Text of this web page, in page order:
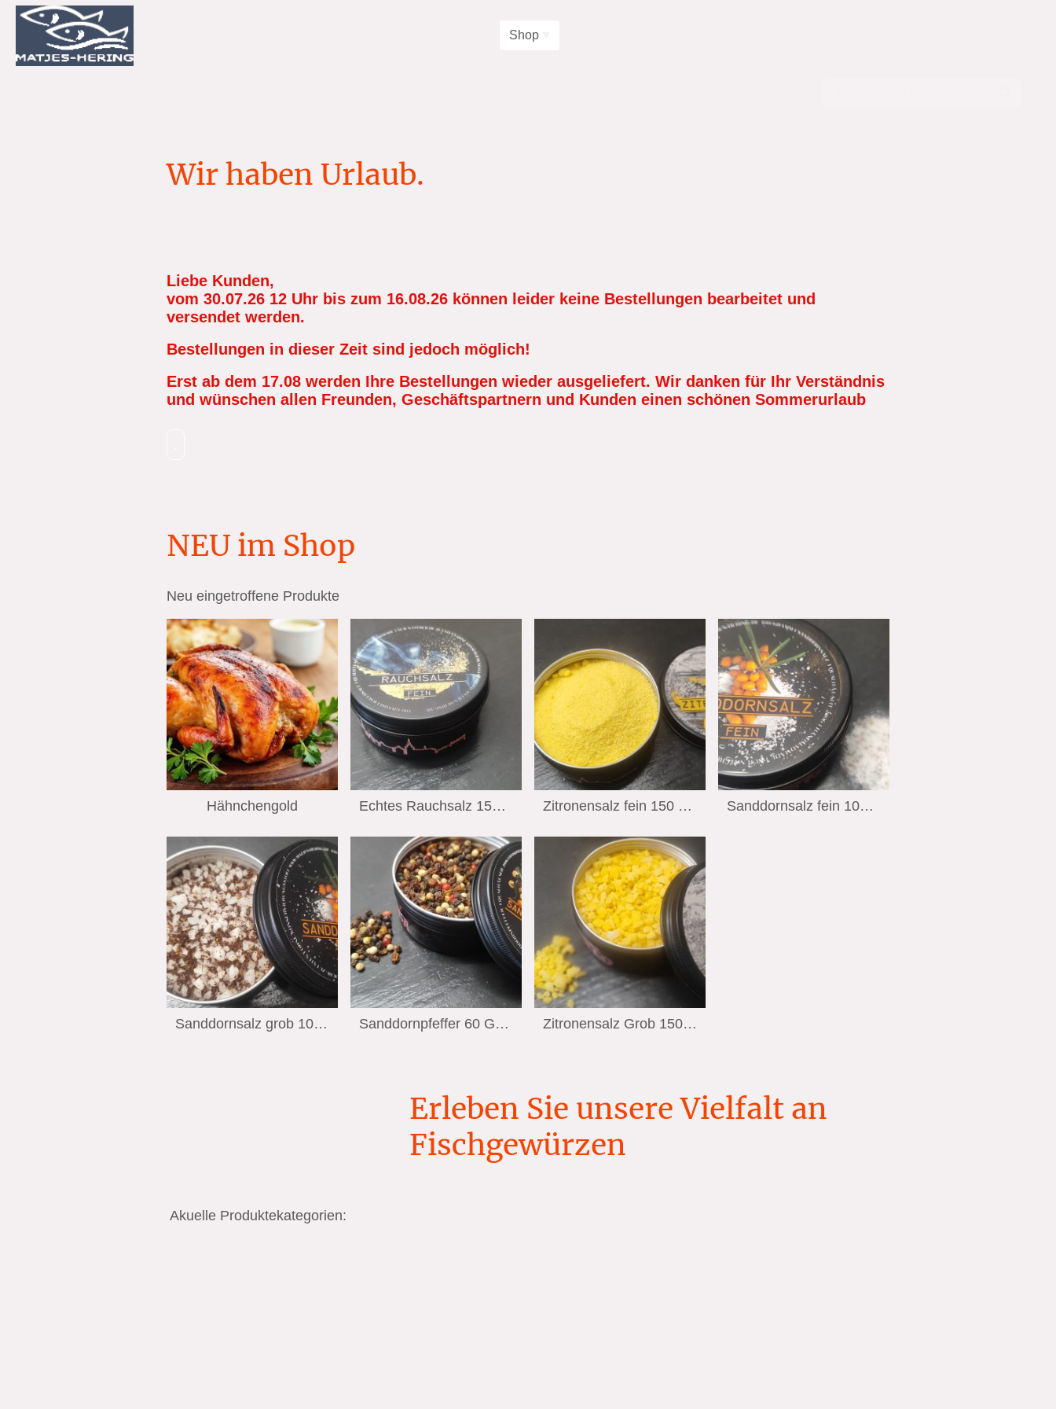
Shop
Wir haben Urlaub.
Liebe Kunden,
vom 30.07.26 12 Uhr bis zum 16.08.26 können leider keine Bestellungen bearbeitet und
versendet werden.
Bestellungen in dieser Zeit sind jedoch möglich!
Erst ab dem 17.08 werden Ihre Bestellungen wieder ausgeliefert. Wir danken für Ihr Verständnis
und wünschen allen Freunden, Geschäftspartnern und Kunden einen schönen Sommerurlaub
NEU im Shop
Neu eingetroffene Produkte
Hähnchengold Echtes Rauchsalz 150 Gramm Wiechmann Stralsund Edition Zitronensalz fein 150 Gramm Wiechman Stralsund Edition Sanddornsalz fein 100 Gramm Wiechmann Stralsund Edition
Sanddornsalz grob 100 Gramm Wiechmann Stralsund Edition Sanddornpfeffer 60 Gramm Wiechmann Stralsund Edition Zitronensalz Grob 150 Gramm Wiechman Stralsund Edition
Erleben Sie unsere Vielfalt an
Fischgewürzen
Akuelle Produktekategorien: